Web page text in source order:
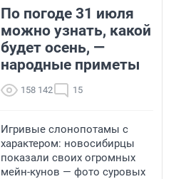
По погоде 31 июля
можно узнать, какой
будет осень, —
народные приметы
158 142 15
Игривые слонопотамы с
характером: новосибирцы
показали своих огромных
мейн-кунов — фото суровых